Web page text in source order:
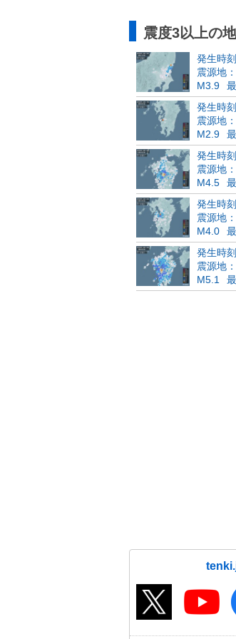
震度3以上の
発生時
震源地
M3.9
発生時
震源地
M2.9
発生時
震源地
M4.5
発生時
震源地
M4.0
発生時
震源地
M5.1